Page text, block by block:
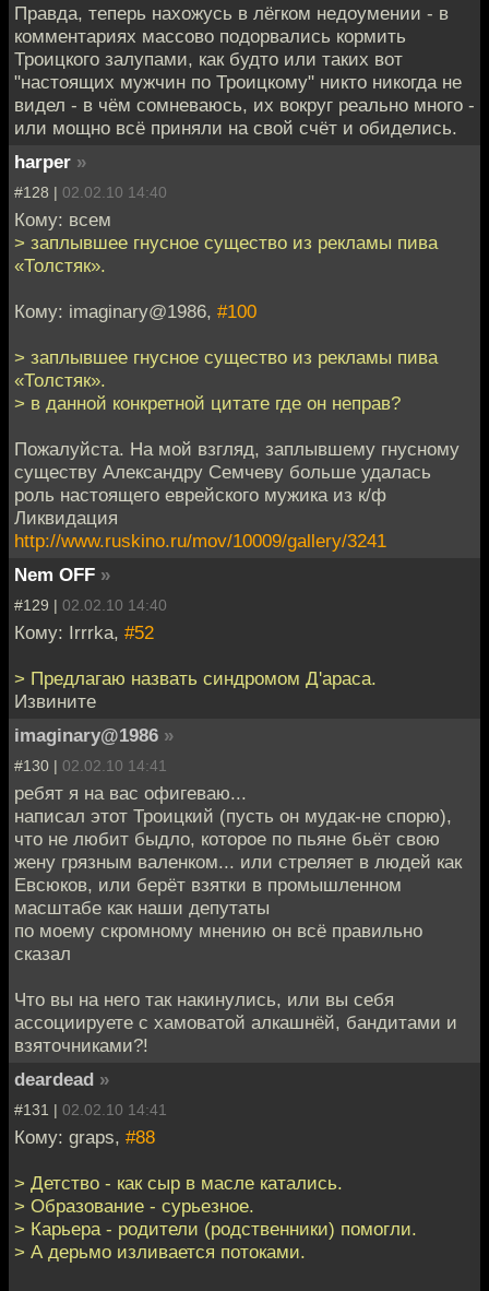
Правда, теперь нахожусь в лёгком недоумении - в
комментариях массово подорвались кормить
Троицкого залупами, как будто или таких вот
"настоящих мужчин по Троицкому" никто никогда не
видел - в чём сомневаюсь, их вокруг реально много -
или мощно всё приняли на свой счёт и обиделись.
harper »
#128 | 02.02.10 14:40
Кому: всем
> заплывшее гнусное существо из рекламы пива
«Толстяк».
Кому: imaginary@1986, #100
> заплывшее гнусное существо из рекламы пива
«Толстяк».
> в данной конкретной цитате где он неправ?
Пожалуйста. На мой взгляд, заплывшему гнусному
существу Александру Семчеву больше удалась
роль настоящего еврейского мужика из к/ф
Ликвидация
http://www.ruskino.ru/mov/10009/gallery/3241
Nem OFF »
#129 | 02.02.10 14:40
Кому: Irrrka, #52
> Предлагаю назвать синдромом Д'араса.
Извините
imaginary@1986 »
#130 | 02.02.10 14:41
ребят я на вас офигеваю...
написал этот Троицкий (пусть он мудак-не спорю),
что не любит быдло, которое по пьяне бьёт свою
жену грязным валенком... или стреляет в людей как
Евсюков, или берёт взятки в промышленном
масштабе как наши депутаты
по моему скромному мнению он всё правильно
сказал
Что вы на него так накинулись, или вы себя
ассоциируете с хамоватой алкашнёй, бандитами и
взяточниками?!
deardead »
#131 | 02.02.10 14:41
Кому: graps, #88
> Детство - как сыр в масле катались.
> Образование - сурьезное.
> Карьера - родители (родственники) помогли.
> А дерьмо изливается потоками.